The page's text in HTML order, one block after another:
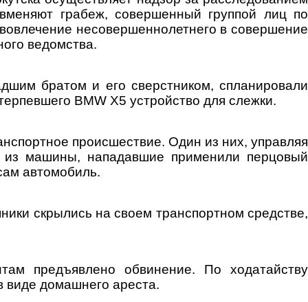
грабеж, совершенный группой лиц по
несовершеннолетнего в совершение
ведомства.
братом и его сверстником, спланировали
BMW X5 устройство для слежки.
происшествие. Один из них, управляя
из машины, нападавшие применили перцовый
автомобиль.
скрылись на своем транспортном средстве,
предъявлено обвинение. По ходатайству
виде домашнего ареста.